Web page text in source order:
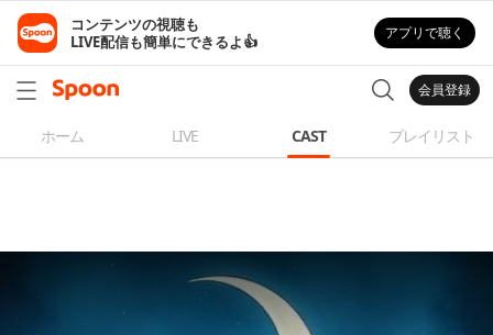
コンテンツの視聴も
LIVE配信も簡単にできるよ👍
アプリで聴く
会員登録
ホーム LIVE CAST プレイリスト